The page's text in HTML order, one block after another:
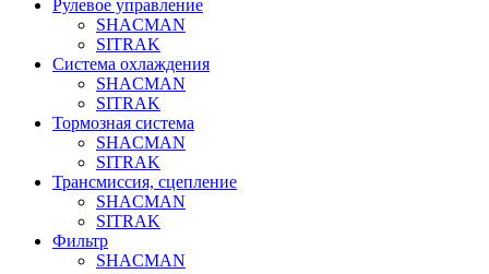
Рулевое управление
SHACMAN
SITRAK
Система охлаждения
SHACMAN
SITRAK
Тормозная система
SHACMAN
SITRAK
Трансмиссия, сцепление
SHACMAN
SITRAK
Фильтр
SHACMAN